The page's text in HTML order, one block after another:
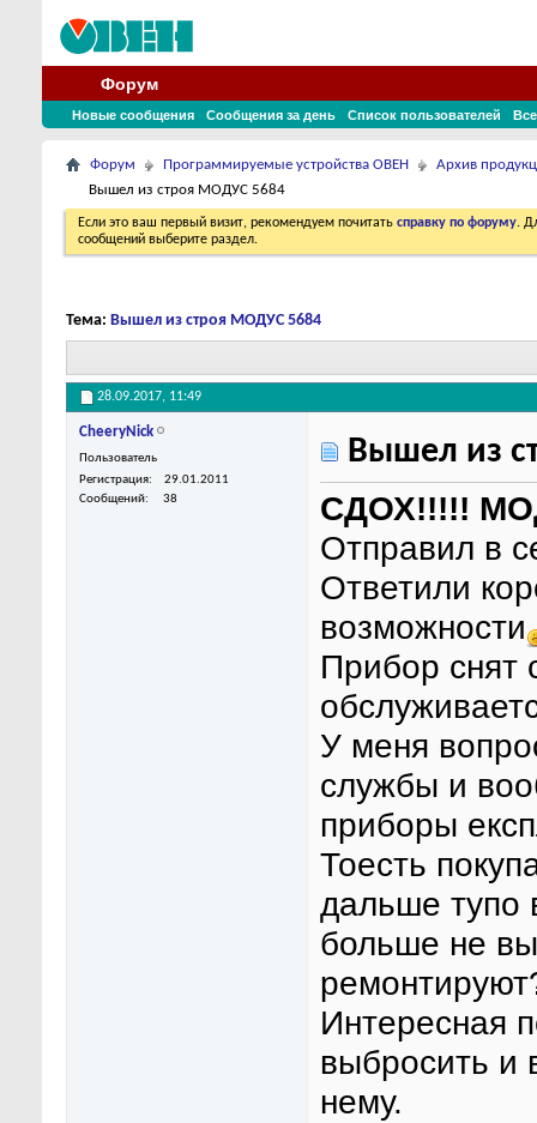
Форум
Новые сообщения Сообщения за день Список пользователей
Форум Программируемые устройства ОВЕН
Архив
Вышел из строя МОДУС 5684
Если это ваш первый визит, рекомендуем почитать справку по форуму.
сообщений выберите раздел.
Тема: Вышел из строя МОДУС 5684
28.09.2017, 11:49
CheeryNick
Пользователь
Регистрация
29.01.2011
Сообщений
38
Вышел из
СДОХ!!!!!
Отправил в
Ответили
возможности
Прибор снят
У меня
службы и
приборы
Тоесть
дальше тупо
больше не
Интересная
выбросить и
нему.